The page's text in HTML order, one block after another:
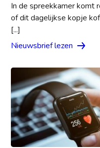
In de spreekkamer komt
of dit dagelijkse kopje
[...]
Nieuwsbrief lezen